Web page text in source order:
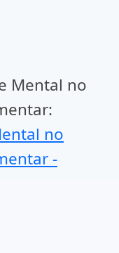
Mental no
no
-